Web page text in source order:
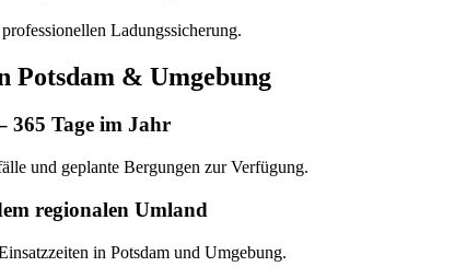
Ladungssicherung.
Potsdam & Umgebung
365 Tage im Jahr
und geplante Bergungen zur Verfügung.
regionalen Umland
in Potsdam und Umgebung.